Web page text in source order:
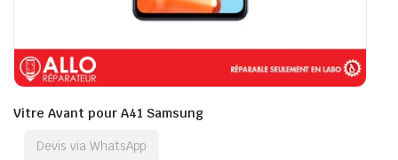
Vitre Avant pour A41 Samsung
Devis via WhatsApp